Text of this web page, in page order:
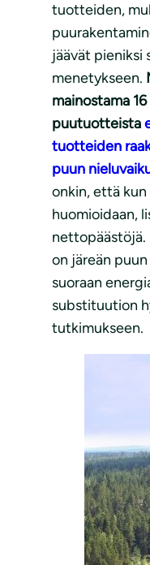
tuotteiden,
jäävät pieniksi
menetykseen.
mainostama
puutuotteista
tuotteiden
puun
onkin, että
huomioidaan,
nettopäästöjä.
on järeän
suoraan
substituution
tutkimukseen.